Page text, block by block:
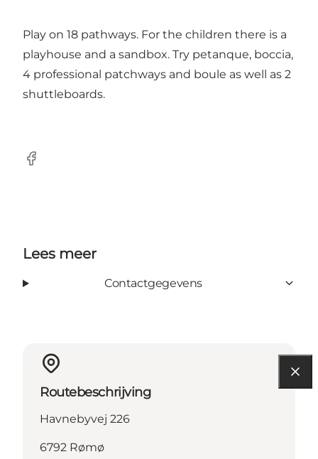
Play on 18 pathways. For the children there is a
playhouse and a sandbox. Try petanque, boccia,
4 professional patchways and boule as well as 2
shuttleboards.
Facebook
Lees meer
Contactgegevens
Routebeschrijving
Havnebyvej 226
6792 Rømø